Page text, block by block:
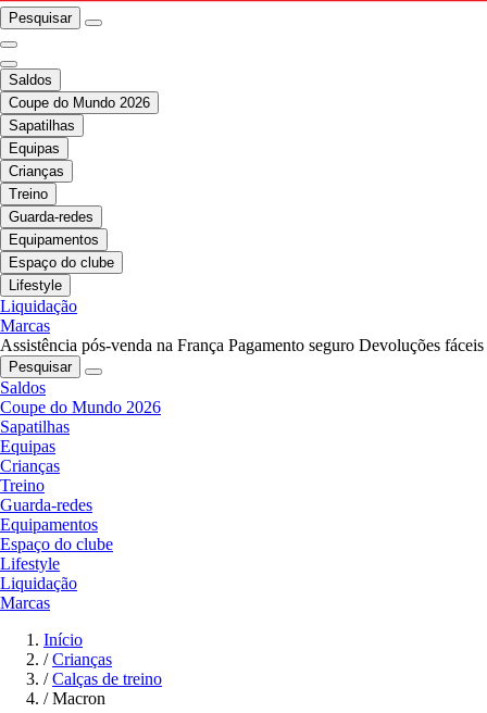
Pesquisar
Saldos
Coupe do Mundo 2026
Sapatilhas
Equipas
Crianças
Treino
Guarda-redes
Equipamentos
Espaço do clube
Lifestyle
Liquidação
Marcas
Assistência pós-venda na França Pagamento seguro Devoluções fáceis
Pesquisar
Saldos
Coupe do Mundo 2026
Sapatilhas
Equipas
Crianças
Treino
Guarda-redes
Equipamentos
Espaço do clube
Lifestyle
Liquidação
Marcas
Início
/ Crianças
/ Calças de treino
/ Macron